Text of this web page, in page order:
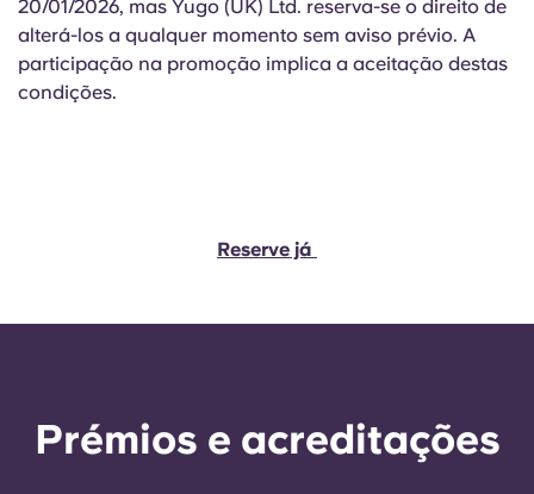
20/01/2026, mas Yugo (UK) Ltd. reserva-se o direito de
alterá-los a qualquer momento sem aviso prévio. A
participação na promoção implica a aceitação destas
condições.
Reserve já
Prémios e acreditações